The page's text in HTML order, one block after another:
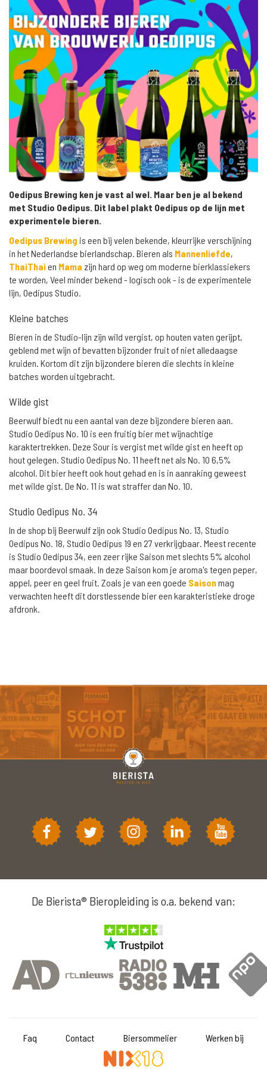
Oedipus Brewing ken je vast al wel. Maar ben je al bekend
met Studio Oedipus. Dit label plakt Oedipus op de lijn met
experimentele bieren.
Oedipus Brewing is een bij velen bekende, kleurrijke verschijning
in het Nederlandse bierlandschap. Bieren als Mannenliefde,
ThaiThaien Mama zijn hard op weg om moderne bierklassiekers
te worden, Veel minder bekend - logisch ook - is de experimentele
lijn, Oedipus Studio.
Kleine batches
Bieren in de Studio-lijn zijn wild vergist, op houten vaten gerijpt,
geblend met wijn of bevatten bijzonder fruit of niet alledaagse
kruiden. Kortom dit zijn bijzondere bieren die slechts in kleine
batches worden uitgebracht.
Wilde gist
Beerwulf biedt nu een aantal van deze bijzondere bieren aan.
Studio Oedipus No. 10 is een fruitig bier met wijnachtige
karaktertrekken. Deze Sour is vergist met wilde gist en heeft op
hout gelegen. Studio Oedipus No. 11 heeft net als No. 10 6,5%
alcohol. Dit bier heeft ook hout gehad en is in aanraking geweest
met wilde gist. De No. 11 is wat straffer dan No. 10.
Studio Oedipus No. 34
In de shop bij Beerwulf zijn ook Studio Oedipus No. 13, Studio
Oedipus No. 18, Studio Oedipus 19 en 27 verkrijgbaar. Meest recente
is Studio Oedipus 34, een zeer rijke Saison met slechts 5% alcohol
maar boordevol smaak. In deze Saison kom je aroma's tegen peper,
appel, peer en geel fruit. Zoals je van een goede Saisonmag
verwachten heeft dit dorstlessende bier een karakteristieke droge
afdronk.
De Bierista® Bieropleiding is o.a. bekend van:
Faq Contact Biersommelier Werken bij